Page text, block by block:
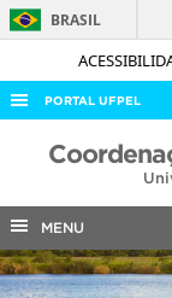
BRASIL
PORTAL UFPEL
ACESSO À
COBALTO
CONCURSOS
MENU